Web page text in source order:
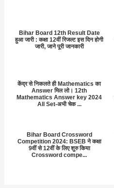
Bihar Board 12th Result Date
हुआ जारी : कक्षा 12वीं रिजल्ट इस दिन होगी
जारी, जाने पूरी जानकारी
केंद्र से निकलते ही Mathematics का
Answer मिल लो। 12th
Mathematics Answer key 2024
All Set-अभी चेक ...
Bihar Board Crossword
Competition 2024: BSEB ने कक्षा
9वीं से 12वीं के लिए शुरु किया
Crossword compe...